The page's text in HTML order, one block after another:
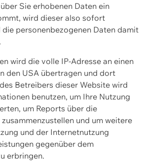
Sie erhobenen Daten ein
wird dieser also sofort
die personenbezogenen Daten damit
wird die volle IP-Adresse an einen
den USA übertragen und dort
Betreibers dieser Website wird
benutzen, um Ihre Nutzung
um Reports über die
und um weitere
und der Internetnutzung
gegenüber dem
erbringen.